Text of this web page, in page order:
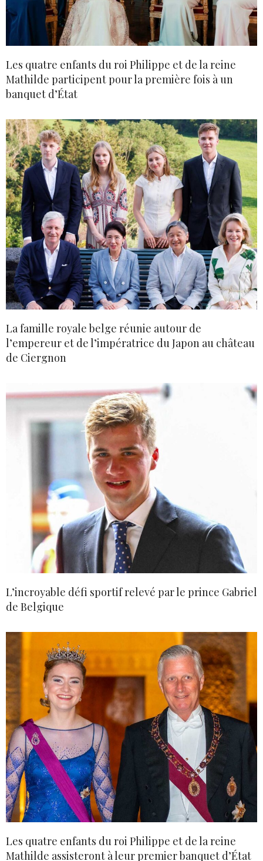
Les quatre enfants du roi Philippe et de la reine
Mathilde participent pour la première fois à un
banquet d’État
La famille royale belge réunie autour de
l’empereur et de l’impératrice du Japon au château
de Ciergnon
L’incroyable défi sportif relevé par le prince Gabriel
de Belgique
Les quatre enfants du roi Philippe et de la reine
Mathilde assisteront à leur premier banquet d’État